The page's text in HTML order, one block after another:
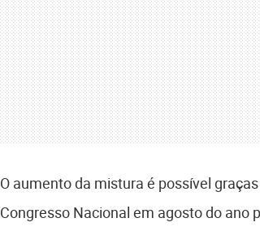
O aumento da mistura é possível
Congresso Nacional em agosto do ano